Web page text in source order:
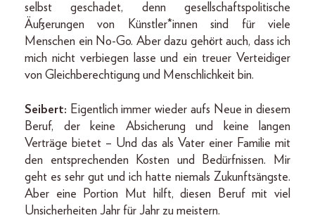
selbst geschadet, denn gesellschaftspolitische
Äußerungen von Künstler*innen sind für viele
Menschen ein No-Go. Aber dazu gehört auch, dass ich
mich nicht verbiegen lasse und ein treuer Verteidiger
von Gleichberechtigung und Menschlichkeit bin.
Seibert: Eigentlich immer wieder aufs Neue in diesem
Beruf, der keine Absicherung und keine langen
Verträge bietet – Und das als Vater einer Familie mit
den entsprechenden Kosten und Bedürfnissen. Mir
geht es sehr gut und ich hatte niemals Zukunftsängste.
Aber eine Portion Mut hilft, diesen Beruf mit viel
Unsicherheiten Jahr für Jahr zu meistern.